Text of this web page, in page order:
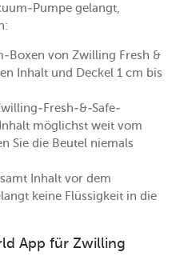
Pumpe gelangt,
Boxen von Zwilling Fresh &
Inhalt und Deckel 1 cm bis
Fresh-&-Safe-
möglichst weit vom
Sie die Beutel niemals
Inhalt vor dem
keine Flüssigkeit in die
App für Zwilling